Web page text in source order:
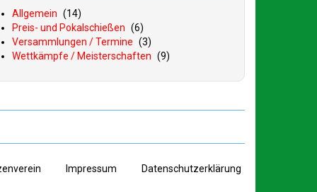
Allgemein (14)
Preis- und Pokalschießen (6)
Versammlungen / Termine (3)
Wettkämpfe / Meisterschaften (9)
mpressum Datenschutzerklärung